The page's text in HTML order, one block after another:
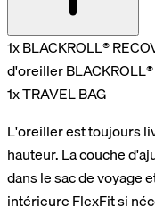
1x BLACKROLL®
d'oreiller
1x TRAVEL BAG
L'oreiller est toujours
hauteur. La couche
dans le sac de voyage
intérieure FlexFit si